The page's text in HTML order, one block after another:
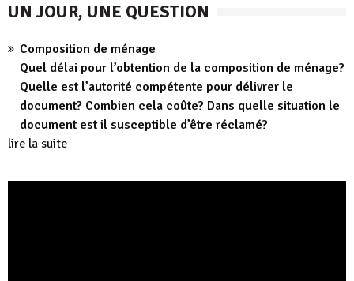
UN JOUR, UNE QUESTION
Composition de ménage
Quel délai pour l’obtention de la composition de ménage?
Quelle est l’autorité compétente pour délivrer le
document? Combien cela coûte? Dans quelle situation le
document est il susceptible d’être réclamé?
lire la suite